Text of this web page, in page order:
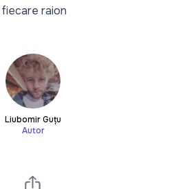
raion
Liubomir Guțu
Autor